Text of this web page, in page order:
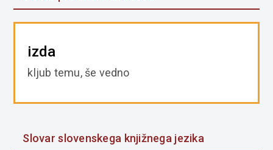
izda
kljub temu, še vedno
Slovar slovenskega knjižnega jezika